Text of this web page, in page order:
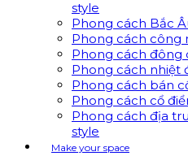
style
Phong cách Bắc
Phong cách công
Phong cách đông
Phong cách nhiệt
Phong cách bán
Phong cách cổ
Phong cách địa
style
Make your space